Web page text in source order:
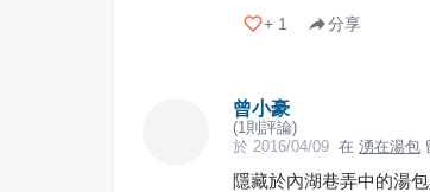
+ 1 分享
曾小豪
(1則評論)
於 2016/04/09 在 湧在湯包
隱藏於內湖巷弄中的湯